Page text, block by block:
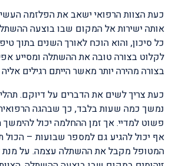
כעת הצוות הרפואי ישאב את הפלזמה
אותה ישירות אל המקום שבו בוצעה
כל סיכון, והוא הוכח לאורך השנים בתוך
לקלוט בצורה טובה את ההשתלה ומסייע
בצורה מהירה יותר מאשר הייתם רגילים
כעת צריך לשים את הדברים על דיוקם.
נמשך כמה שעות בלבד, כך שבהגה
פשוט למדיי. אך זמן ההחלמה יכול להימשך
אף יכול להגיע גם למספר שבועות – הכול
המטופל מקבל את ההשתלה עצמה. על מנת